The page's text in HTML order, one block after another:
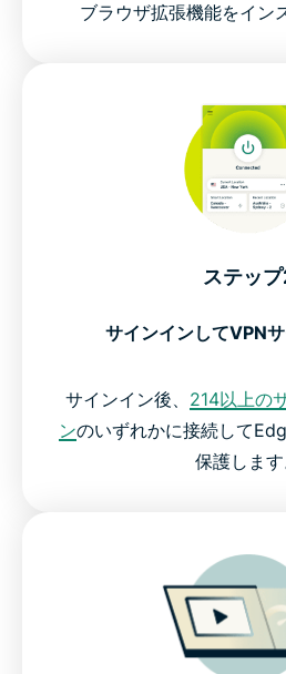
ブラウザ拡張機能をイン
ステッ
サインインしてVPN
サインイン後、 214以上の
ンのいずれかに接続して
保護します